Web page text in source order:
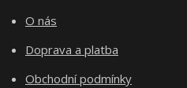
O nás
Doprava a platba
Obchodní podmínky